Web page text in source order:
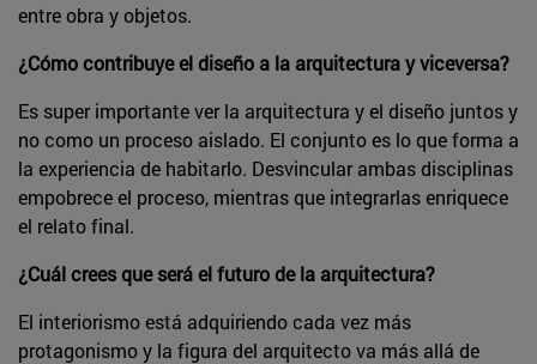
entre obra y objetos.
¿Cómo contribuye el diseño a la arquitectura y viceversa?
Es super importante ver la arquitectura y el diseño juntos y
no como un proceso aislado. El conjunto es lo que forma a
la experiencia de habitarlo. Desvincular ambas disciplinas
empobrece el proceso, mientras que integrarlas enriquece
el relato final.
¿Cuál crees que será el futuro de la arquitectura?
El interiorismo está adquiriendo cada vez más
protagonismo y la figura del arquitecto va más allá de